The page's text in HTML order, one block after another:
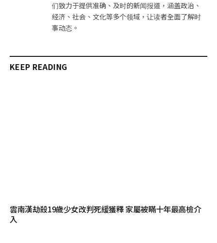
们致力于提供准确、及时的新闻报道，涵盖政治、
经济、社会、文化等多个领域，让读者全面了解时
事动态。
KEEP READING
雲南漢劫殺19歲少女改判死緩獲釋 家屬被瞞十年最高檢介
入